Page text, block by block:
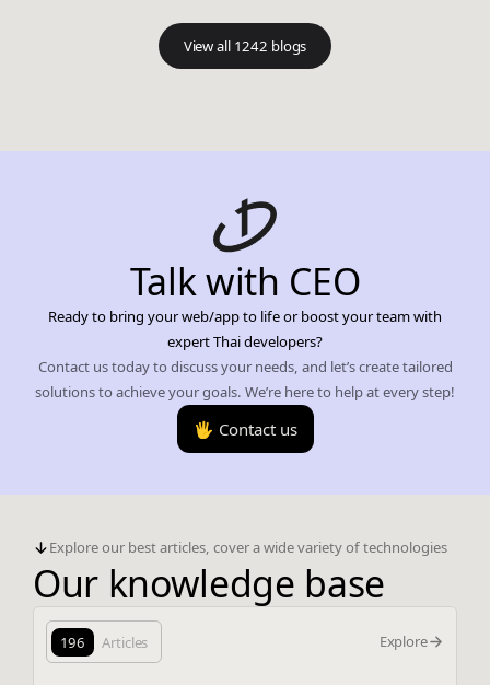
View all 1242 blogs
Talk with CEO
Ready to bring your web/app to life or boost your team with
expert Thai developers?
Contact us today to discuss your needs, and let’s create tailored
solutions to achieve your goals. We’re here to help at every step!
🖐️ Contact us
Explore our best articles, cover a wide variety of technologies
Our knowledge base
196 Articles Explore